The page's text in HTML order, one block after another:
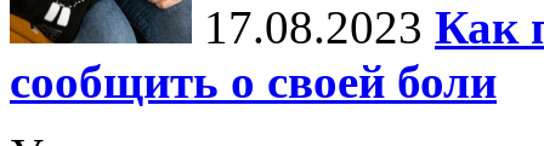
17.08.2023 Как
сообщить о своей боли